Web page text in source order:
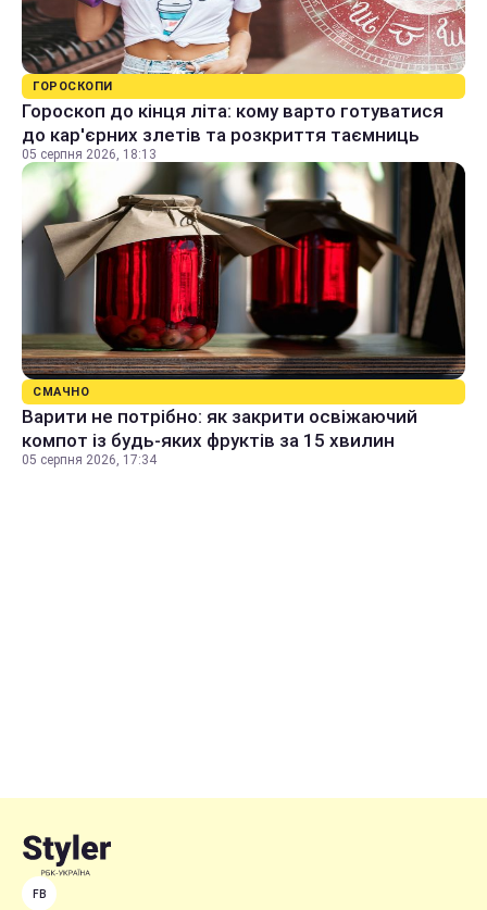
ГОРОСКОПИ
Гороскоп до кінця літа: кому варто готуватися
до кар'єрних злетів та розкриття таємниць
05 серпня 2026, 18:13
СМАЧНО
Варити не потрібно: як закрити освіжаючий
компот із будь-яких фруктів за 15 хвилин
05 серпня 2026, 17:34
FB